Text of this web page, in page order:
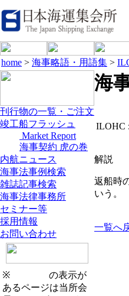
home > 海事略語・用語集 >
刊行物の一覧・ご注文
竣工船フラッシュ
Market Report
海事契約 虎の巻
内航ニュース
海事法事例検索
雑誌記事検索
海事法律事務所
セミナー等
採用情報
お問い合わせ
※
の表示が
あるページは当所会
海
ILOHC :
解説
返船時
いう。
一覧へ